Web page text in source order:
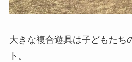
大きな複合遊具は子どもたち
ト。